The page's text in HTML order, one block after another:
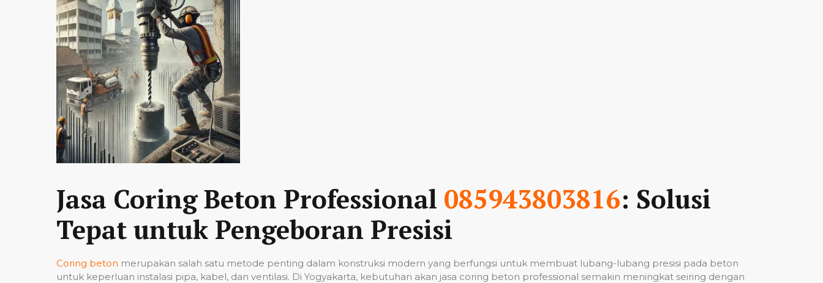
Jasa Coring Beton Professional 085943803816: Solusi
Tepat untuk Pengeboran Presisi
Coring beton merupakan salah satu metode penting dalam konstruksi modern yang berfungsi untuk membuat lubang-lubang presisi pada beton
untuk keperluan instalasi pipa, kabel, dan ventilasi. Di Yogyakarta, kebutuhan akan jasa coring beton professional semakin meningkat seiring dengan